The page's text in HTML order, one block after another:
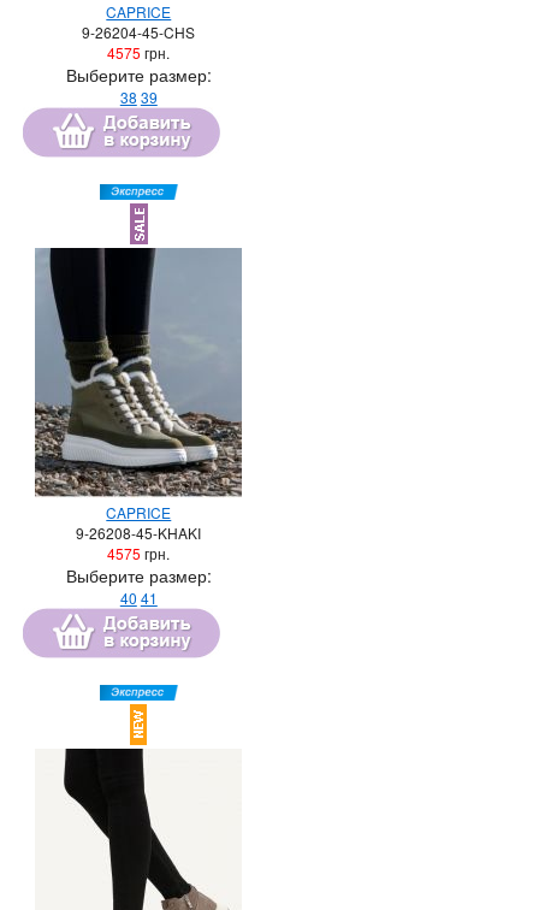
CAPRICE
9-26204-45-CHS
4575 грн.
Выберите размер:
38 39
CAPRICE
9-26208-45-KHAKI
4575 грн.
Выберите размер:
40 41